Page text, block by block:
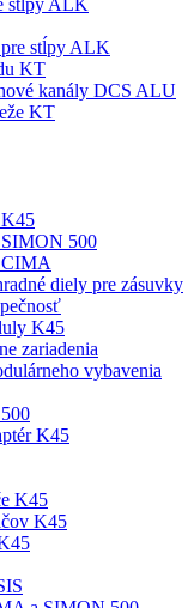
stĺpy ALK
stĺpy ALK
KT
kanály DCS ALU
KT
500
diely pre zásuvky
K45
zariadenia
vybavenia
K45
K45
K45